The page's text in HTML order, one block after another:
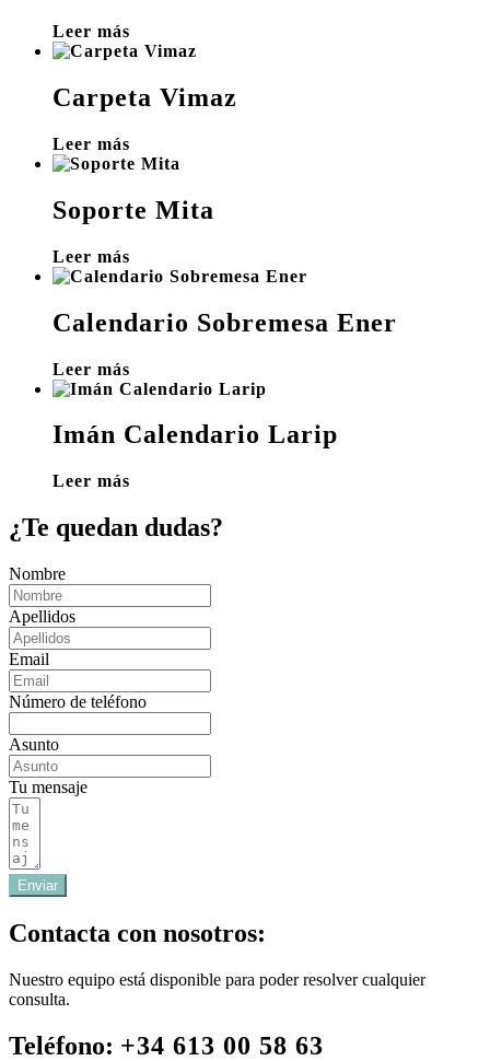
Leer más
Carpeta Vimaz
Leer más
Soporte Mita
Leer más
Calendario Sobremesa Ener
Leer más
Imán Calendario Larip
Leer más
¿Te quedan dudas?
Nombre
Apellidos
Email
Número de teléfono
Asunto
Tu mensaje
Enviar
Contacta con nosotros:
Nuestro equipo está disponible para poder resolver cualquier
consulta.
Teléfono: +34 613 00 58 63